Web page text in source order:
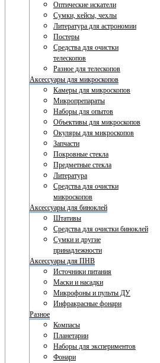
Оптические искатели
Сумки, кейсы, чехлы
Литература для астрономии
Постеры
Средства для очистки
телескопов
Разное для телескопов
Аксессуары для микроскопов
Камеры для микроскопов
Микропрепараты
Наборы для опытов
Объективы для микроскопов
Окуляры для микроскопов
Запчасти
Покровные стекла
Предметные стекла
Литература
Средства для очистки
микроскопов
Аксессуары для биноклей
Штативы
Средства для очистки биноклей
Сумки и другие
принадлежности
Аксессуары для ПНВ
Источники питания
Маски и насадки
Микрофоны и пульты ДУ
Инфракрасные фонари
Разное
Компасы
Планетарии
Наборы для экспериментов
Фонари